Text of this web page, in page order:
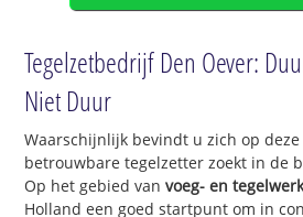
Tegelzetbedrijf Den Oever:
Niet Duur
Waarschijnlijk bevindt u zich op
betrouwbare tegelzetter zoekt in de
Op het gebied van voeg- en
Holland een goed startpunt om in